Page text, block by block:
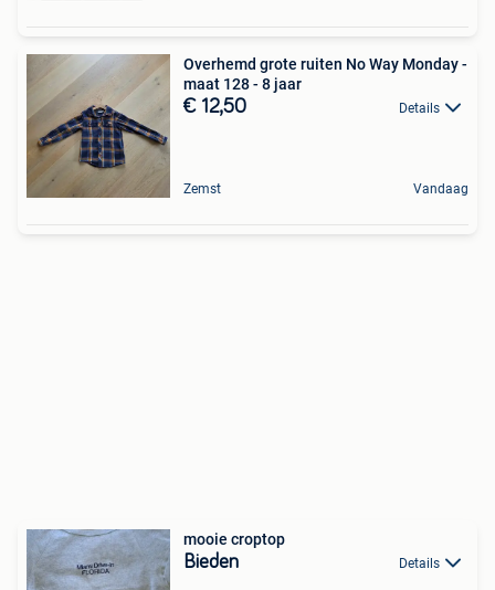
Overhemd grote ruiten No Way Monday -
maat 128 - 8 jaar
€ 12,50 Details
Zemst Vandaag
mooie croptop
Bieden Details